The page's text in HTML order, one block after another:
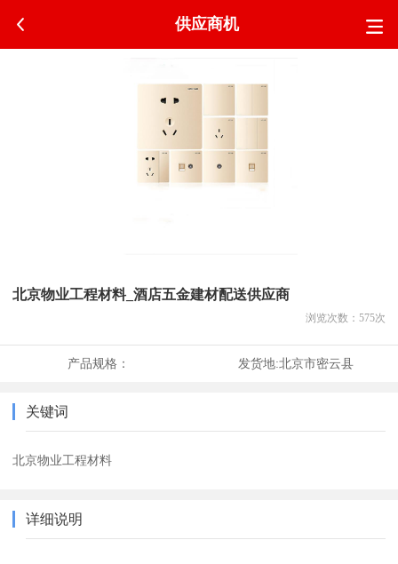
供应商机
北京物业工程材料_酒店五金建材配送供应商
浏览次数： 575次
产品规格： 发货地:北京市密云县
关键词
北京物业工程材料
详细说明